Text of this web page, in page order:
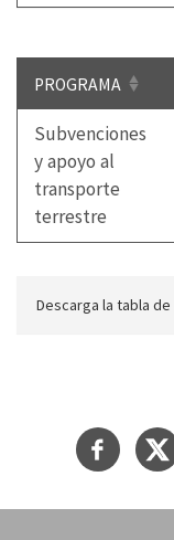
PROGRAMA
Subvenciones
y apoyo al
transporte
terrestre
Descarga la tabla de